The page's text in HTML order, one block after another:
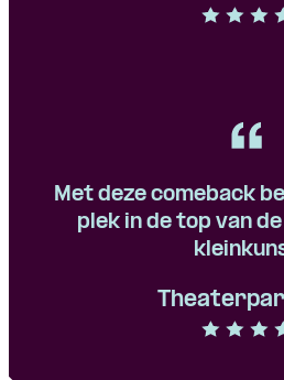
Met deze comeback
plek in de top van